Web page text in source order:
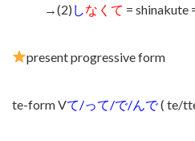
→(2) し なくて = shinakute
present progressive form
te-form Vて/って/で/んで( te/